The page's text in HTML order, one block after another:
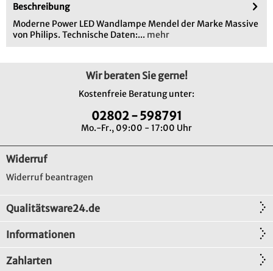
Beschreibung
Moderne Power LED Wandlampe Mendel der Marke Massive
von Philips. Technische Daten:... mehr
Wir beraten Sie gerne!
Kostenfreie Beratung unter:
02802 - 598791
Mo.-Fr., 09:00 - 17:00 Uhr
Widerruf
Widerruf beantragen
Qualitätsware24.de
Informationen
Zahlarten